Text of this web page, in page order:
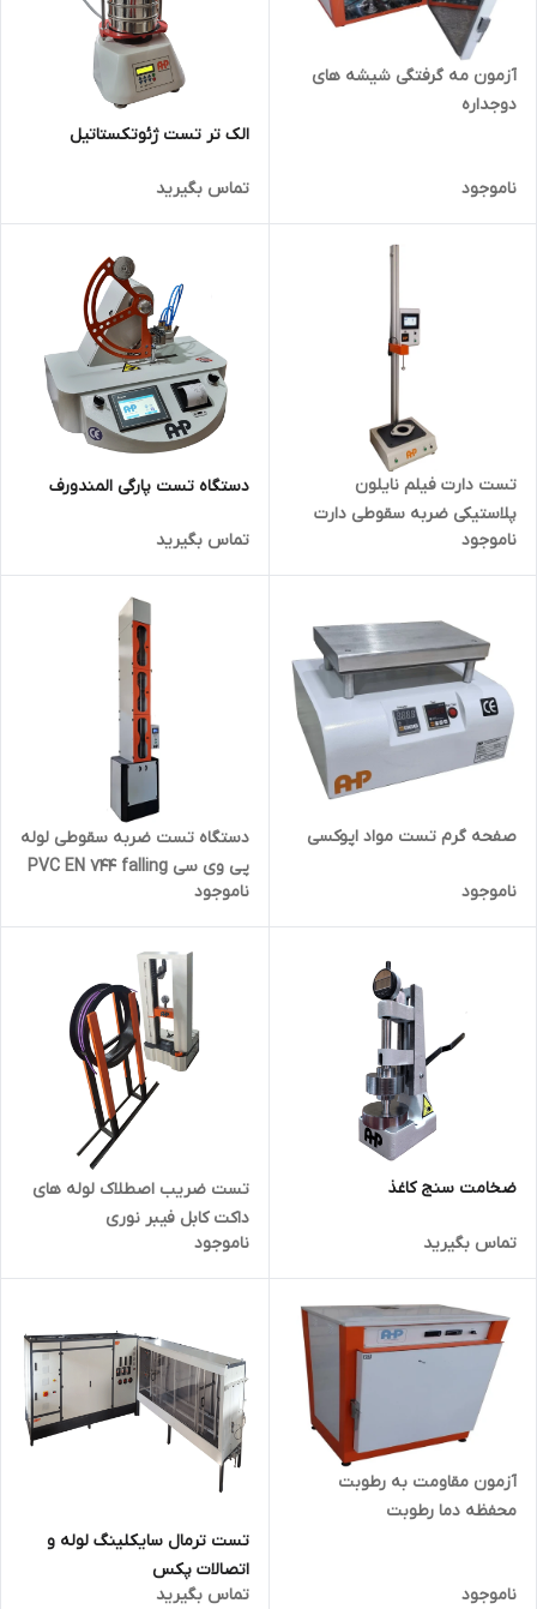
آزمون مه گرفتگی شیشه های
دوجداره
ناموجود
الک تر تست ژئوتکستاتیل
تماس بگیرید
تست دارت فیلم نایلون
پلاستیکی ضربه سقوطی دارت
ناموجود
دستگاه تست پارگی المندورف
تماس بگیرید
صفحه گرم تست مواد اپوکسی
ناموجود
دستگاه تست ضربه سقوطی لوله
پی وی سی PVC EN 744 falling
weight
ناموجود
ضخامت سنج کاغذ
تماس بگیرید
تست ضریب اصطلاک لوله های
داکت کابل فیبر نوری
ناموجود
آزمون مقاومت به رطوبت
محفظه دما رطوبت
ناموجود
تست ترمال سایکلینگ لوله و
اتصالات پکس
تماس بگیرید